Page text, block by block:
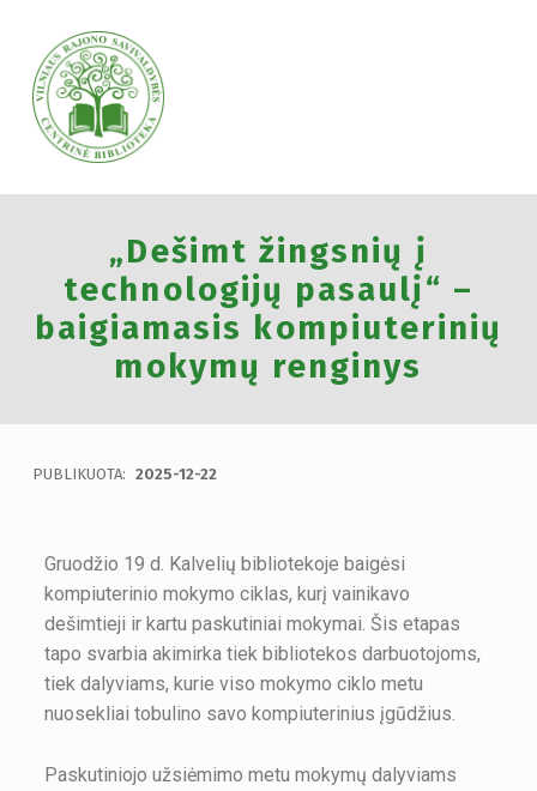
VILNIAUS RAJONO SAVIVALDYBĖS CENTRINĖ BIBLIOTEKA
VILNIAUS RAJONO SAVIVALDYBĖS CENTRINĖ BIBLIOTEKA KVIEČIA VISUS PRISIJUNGTI PRIE VISUOTINĖS PILIETINĖS INICIATYVOS „ATMINTIS GYVA, NES LIUDIJA“ IR UŽDEGTI ATMINIMO.
„Dešimt žingsnių į
technologijų pasaulį“ –
baigiamasis kompiuterinių
mokymų renginys
PUBLIKUOTA: 2025-12-22
Gruodžio 19 d. Kalvelių bibliotekoje baigėsi
kompiuterinio mokymo ciklas, kurį vainikavo
dešimtieji ir kartu paskutiniai mokymai. Šis etapas
tapo svarbia akimirka tiek bibliotekos darbuotojoms,
tiek dalyviams, kurie viso mokymo ciklo metu
nuosekliai tobulino savo kompiuterinius įgūdžius.
Paskutiniojo užsiėmimo metu mokymų dalyviams